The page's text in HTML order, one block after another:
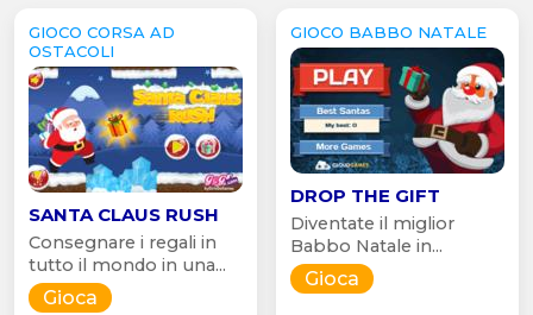
GIOCO CORSA AD
OSTACOLI
SANTA CLAUS RUSH
Consegnare i regali in
tutto il mondo in una...
Gioca
GIOCO BABBO NATALE
DROP THE GIFT
Diventate il miglior
Babbo Natale in...
Gioca